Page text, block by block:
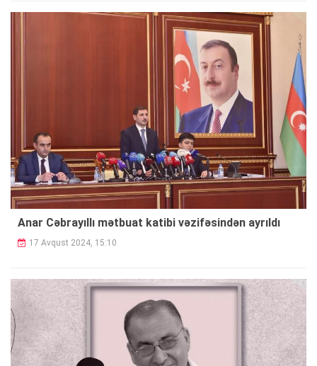
Anar Cəbrayıllı mətbuat katibi vəzifəsindən ayrıldı
17 Avqust 2024, 15:10